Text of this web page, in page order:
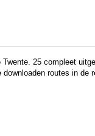
25 compleet
routes in de